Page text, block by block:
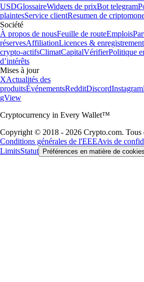
USDGlossaireWidgets de prixBot telegram
plaintesService clientResumen de
Société
À propos de nousFeuille de routeEmplois
réservesAffiliationLicences &
crypto-actifsClimatCapitalVérifierPolitique
d’intérêts
Mises à jour
XActualités des
produitsÉvénementsRedditDiscordInstagram
gView
Cryptocurrency in Every Wallet™
Copyright © 2018 - 2026 Crypto.com. Tous
Conditions générales de l'EEEAvis de
LimitsStatut Préférences en matière de cookies